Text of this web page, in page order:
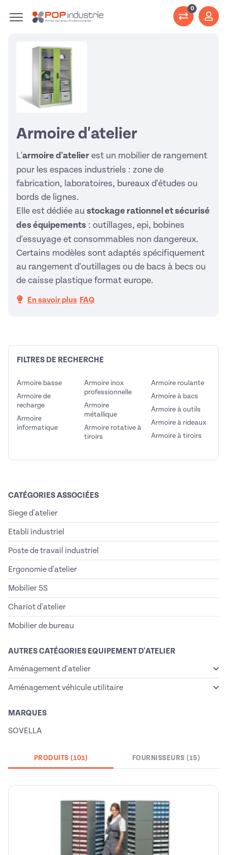
0
Armoire d'atelier
L'armoire d'atelier est un mobilier de rangement
pour les espaces industriels : zone de
fabrication, laboratoires, bureaux d'études ou
bords de lignes.
Elle est dédiée au stockage rationnel et sécurisé
des équipements : outillages, epi, bobines
d'essuyage et consommables non dangereux.
Certains modèles sont adaptés spécifiquement
au rangement d'outillages ou de bacs à becs ou
de caisse plastique format europe.
En savoir plus FAQ
FILTRES DE RECHERCHE
Armoire basse
Armoire de
recharge
Armoire
informatique
Armoire inox
professionnelle
Armoire
métallique
Armoire rotative à
tiroirs
Armoire roulante
Armoire à bacs
Armoire à outils
Armoire à rideaux
Armoire à tiroirs
CATÉGORIES ASSOCIÉES
Siege d'atelier
Etabli industriel
Poste de travail industriel
Ergonomie d'atelier
Mobilier 5S
Chariot d'atelier
Mobilier de bureau
AUTRES CATÉGORIES EQUIPEMENT D'ATELIER
Aménagement d'atelier
Aménagement véhicule utilitaire
MARQUES
SOVELLA
PRODUITS (101) FOURNISSEURS (15)